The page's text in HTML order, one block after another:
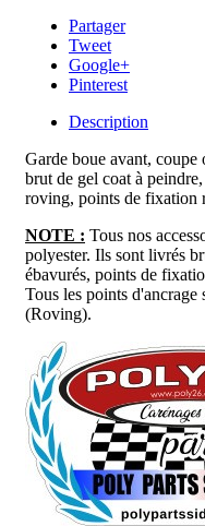
Partager
Tweet
Google+
Pinterest
Description
Garde boue avant, coupe
brut de gel coat à
roving, points de fixation
NOTE : Tous nos
polyester. Ils sont livrés
ébavurés, points de
Tous les points d'ancrage
(Roving).